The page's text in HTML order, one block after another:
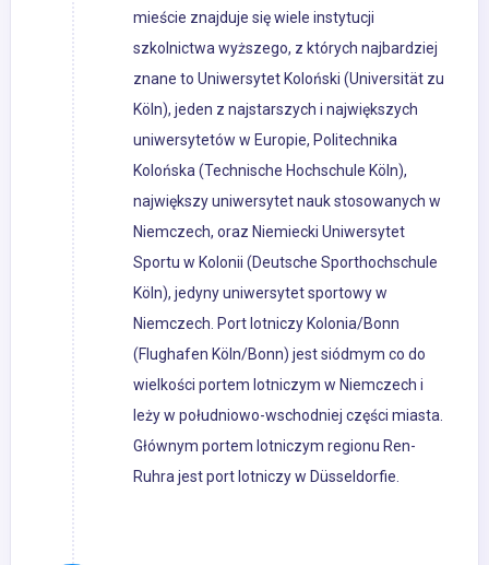
mieście znajduje się wiele instytucji
szkolnictwa wyższego, z których najbardziej
znane to Uniwersytet Koloński (Universität zu
Köln), jeden z najstarszych i największych
uniwersytetów w Europie, Politechnika
Kolońska (Technische Hochschule Köln),
największy uniwersytet nauk stosowanych w
Niemczech, oraz Niemiecki Uniwersytet
Sportu w Kolonii (Deutsche Sporthochschule
Köln), jedyny uniwersytet sportowy w
Niemczech. Port lotniczy Kolonia/Bonn
(Flughafen Köln/Bonn) jest siódmym co do
wielkości portem lotniczym w Niemczech i
leży w południowo-wschodniej części miasta.
Głównym portem lotniczym regionu Ren-
Ruhra jest port lotniczy w Düsseldorfie.